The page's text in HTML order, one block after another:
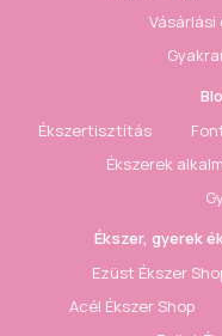
Ékszertisztítás
Ékszerek
Ékszer, gyerek
Ezüst Ékszer
Acél Ékszer Shop